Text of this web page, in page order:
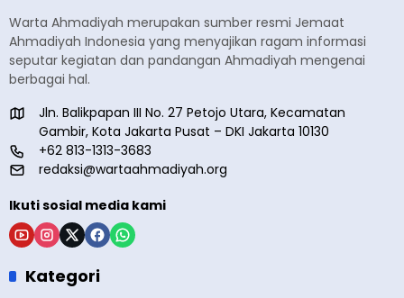
Warta Ahmadiyah merupakan sumber resmi Jemaat
Ahmadiyah Indonesia yang menyajikan ragam informasi
seputar kegiatan dan pandangan Ahmadiyah mengenai
berbagai hal.
Jln. Balikpapan III No. 27 Petojo Utara, Kecamatan
Gambir, Kota Jakarta Pusat – DKI Jakarta 10130
+62 813-1313-3683
redaksi@wartaahmadiyah.org
Ikuti sosial media kami
Kategori